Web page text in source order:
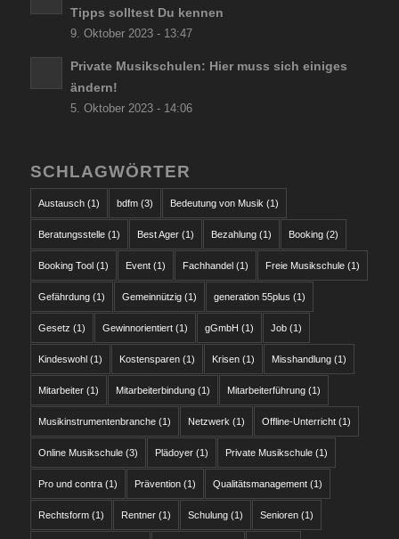
Tipps solltest Du kennen
9. Oktober 2023 - 13:47
Private Musikschulen: Hier muss sich einiges
ändern!
5. Oktober 2023 - 14:06
SCHLAGWÖRTER
Austausch(1) bdfm(3) Bedeutung von Musik (1)
Beratungsstelle(1) Best Ager(1) Bezahlung(1) Booking(2)
Booking Tool(1) Event(1) Fachhandel(1) Freie Musikschule(1)
Gefährdung(1) Gemeinnützig(1) generation 55plus (1)
Gesetz (1) Gewinnorientiert(1) gGmbH (1) Job(1)
Kindeswohl(1) Kostensparen(1) Krisen(1) Misshandlung(1)
Mitarbeiter(1) Mitarbeiterbindung(1) Mitarbeiterführung(1)
Musikinstrumentenbranche(1) Netzwerk (1) Offline-Unterricht(1)
Online Musikschule(3) Plädoyer(1) Private Musikschule(1)
Pro und contra(1) Prävention(1) Qualitätsmanagement(1)
Rechtsform(1) Rentner(1) Schulung(1) Senioren(1)